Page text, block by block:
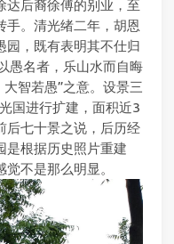
达后裔徐傅的别业，至
手。清光绪二年，胡恩
园，既有表明其不仕归
愚名者，乐山水而自晦
智若愚”之意。设景三
国进行扩建，面积近3
后七十景之说，后历经
是根据历史照片重建
不是那么明显。